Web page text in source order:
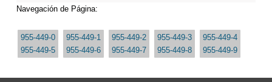
Navegación de Página:
955-449-0 955-449-1 955-449-2 955-449-3
955-449-4
955-449-5
955-449-6 955-449-7 955-449-8 955-449-9